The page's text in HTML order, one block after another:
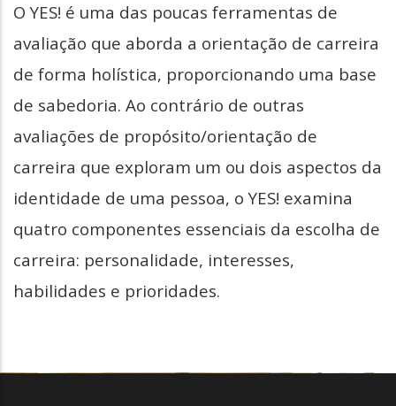
O YES! é uma das poucas ferramentas de
avaliação que aborda a orientação de carreira
de forma holística, proporcionando uma base
de sabedoria. Ao contrário de outras
avaliações de propósito/orientação de
carreira que exploram um ou dois aspectos da
identidade de uma pessoa, o YES! examina
quatro componentes essenciais da escolha de
carreira: personalidade, interesses,
habilidades e prioridades.